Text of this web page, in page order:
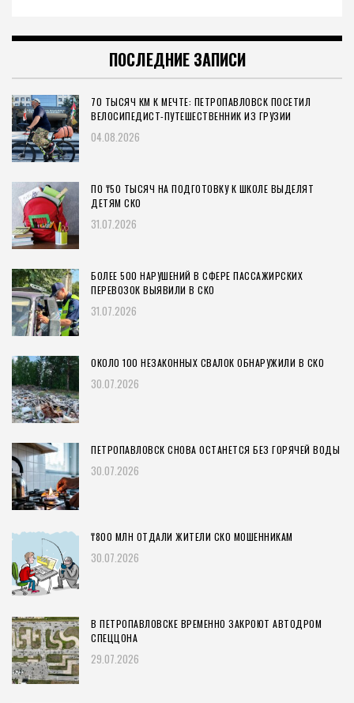
ПОСЛЕДНИЕ ЗАПИСИ
70 ТЫСЯЧ КМ К МЕЧТЕ: ПЕТРОПАВЛОВСК ПОСЕТИЛ
ВЕЛОСИПЕДИСТ-ПУТЕШЕСТВЕННИК ИЗ ГРУЗИИ
04.08.2026
ПО ₸50 ТЫСЯЧ НА ПОДГОТОВКУ К ШКОЛЕ ВЫДЕЛЯТ
ДЕТЯМ СКО
31.07.2026
БОЛЕЕ 500 НАРУШЕНИЙ В СФЕРЕ ПАССАЖИРСКИХ
ПЕРЕВОЗОК ВЫЯВИЛИ В СКО
31.07.2026
ОКОЛО 100 НЕЗАКОННЫХ СВАЛОК ОБНАРУЖИЛИ В СКО
30.07.2026
ПЕТРОПАВЛОВСК СНОВА ОСТАНЕТСЯ БЕЗ ГОРЯЧЕЙ ВОДЫ
30.07.2026
₸800 МЛН ОТДАЛИ ЖИТЕЛИ СКО МОШЕННИКАМ
30.07.2026
В ПЕТРОПАВЛОВСКЕ ВРЕМЕННО ЗАКРОЮТ АВТОДРОМ
СПЕЦЦОНА
29.07.2026